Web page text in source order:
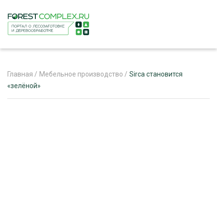
Главная / Мебельное производство / Sirca становится
«зелёной»